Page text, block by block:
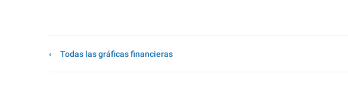
Todas las gráficas financieras